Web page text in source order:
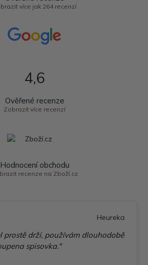
více jak 264 recenzí
4,6
Ověřené recenze
Zobrazit více recenzí
Hodnocení obchodu
recenze na Zboží.cz
Heureka
prostě drží, používám dlouhodobě
spisovka."